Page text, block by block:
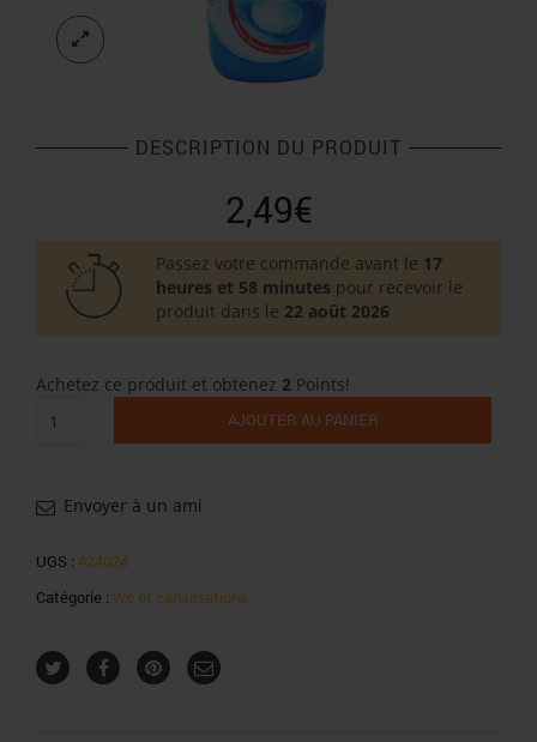
DESCRIPTION DU PRODUIT
2,49€
Passez votre commande avant le 17
heures et 58 minutes pour recevoir le
produit dans le 22 août 2026
Achetez ce produit et obtenez 2 Points!
de
harpic
Pacifique
750ml
AJOUTER AU PANIER
Envoyer à un ami
UGS : 424024
Catégorie : Wc et canalisations